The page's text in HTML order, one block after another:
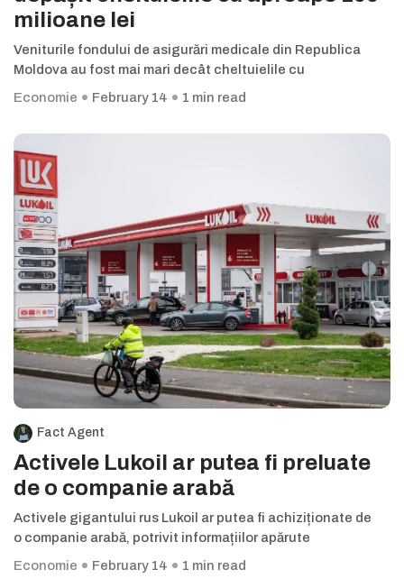
milioane lei
Veniturile fondului de asigurări medicale din Republica
Moldova au fost mai mari decât cheltuielile cu
Economie
February 14 1 min read
Fact Agent
Activele Lukoil ar putea fi preluate
de o companie arabă
Activele gigantului rus Lukoil ar putea fi achiziționate de
o companie arabă, potrivit informațiilor apărute
Economie
February 14 1 min read